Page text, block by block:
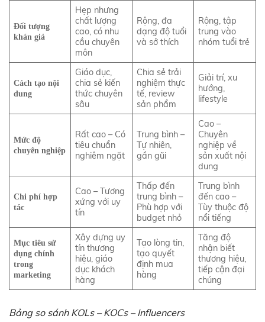
Đối tượng
khán giả
Hẹp nhưng
chất lượng
cao, có nhu
cầu chuyên
môn
Rộng, đa
dạng độ tuổi
và sở thích
Rộng, tập
trung vào
nhóm tuổi trẻ
Cách tạo nội
dung
Giáo dục,
chia sẻ kiến
thức chuyên
sâu
Chia sẻ trải
nghiệm thực
tế, review
sản phẩm
Giải trí, xu
hướng,
lifestyle
Mức độ
chuyên nghiệp
Rất cao – Có
tiêu chuẩn
nghiêm ngặt
Trung bình –
Tự nhiên,
gần gũi
Cao –
Chuyên
nghiệp về
sản xuất nội
dung
Chi phí hợp
tác
Cao – Tương
xứng với uy
tín
Thấp đến
trung bình –
Phù hợp với
budget nhỏ
Trung bình
đến cao –
Tùy thuộc độ
nổi tiếng
Mục tiêu sử
dụng chính
trong
marketing
Xây dựng uy
tín thương
hiệu, giáo
dục khách
hàng
Tạo lòng tin,
tạo quyết
định mua
hàng
Tăng độ
nhận biết
thương hiệu,
tiếp cận đại
chúng
Bảng so sánh KOLs – KOCs – Influencers